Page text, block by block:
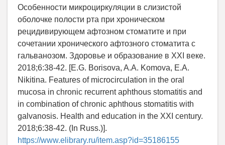
Особенности микроциркуляции в слизистой
оболочке полости рта при хроническом
рецидивирующем афтозном стоматите и при
сочетании хронического афтозного стоматита с
гальванозом. Здоровье и образование в XXI веке.
2018;6:38-42. [E.G. Borisova, A.A. Komova, E.A.
Nikitina. Features of microcirculation in the oral
mucosa in chronic recurrent aphthous stomatitis and
in combination of chronic aphthous stomatitis with
galvanosis. Health and education in the XXI century.
2018;6:38-42. (In Russ.)].
https://www.elibrary.ru/item.asp?id=35186155